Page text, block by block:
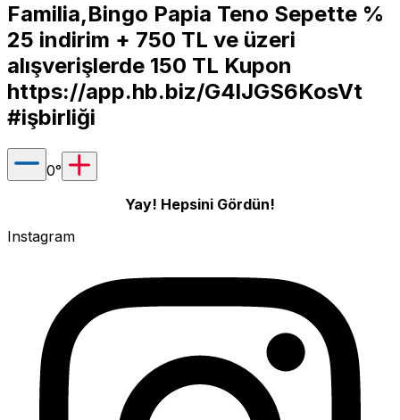
Familia,Bingo Papia Teno Sepette %
25 indirim + 750 TL ve üzeri
alışverişlerde 150 TL Kupon
https://app.hb.biz/G4lJGS6KosVt
#işbirliği
0°
Yay! Hepsini Gördün!
Instagram